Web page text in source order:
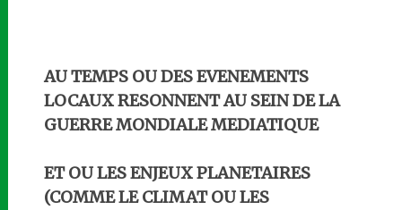
AU TEMPS OU DES EVENEMENTS
LOCAUX RESONNENT AU SEIN DE LA
GUERRE MONDIALE MEDIATIQUE
ET OU LES ENJEUX PLANETAIRES
(COMME LE CLIMAT OU LES